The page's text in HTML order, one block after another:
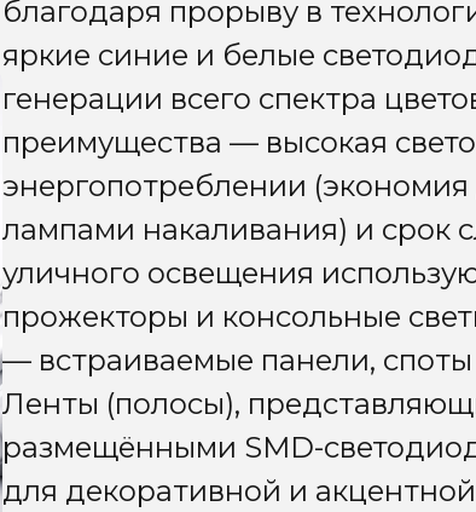
благодаря прорыву в
яркие синие и белые
генерации всего спектра
преимущества — высокая
энергопотреблении
лампами накаливания) и срок
уличного освещения
прожекторы и консольные
— встраиваемые панели,
Ленты (полосы),
размещёнными SMD-
для декоративной и